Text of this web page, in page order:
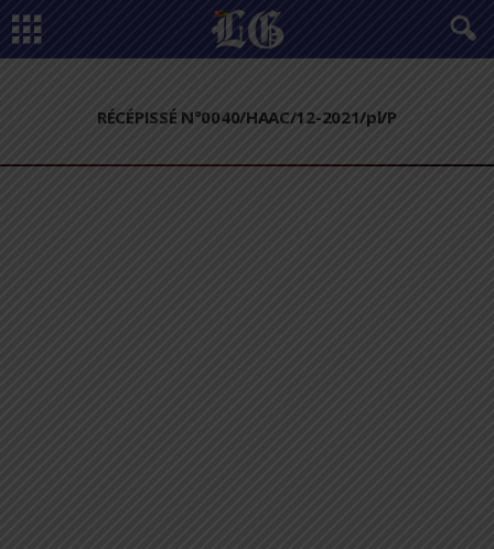
RÉCÉPISSÉ N°0040/HAAC/12-2021/pl/P